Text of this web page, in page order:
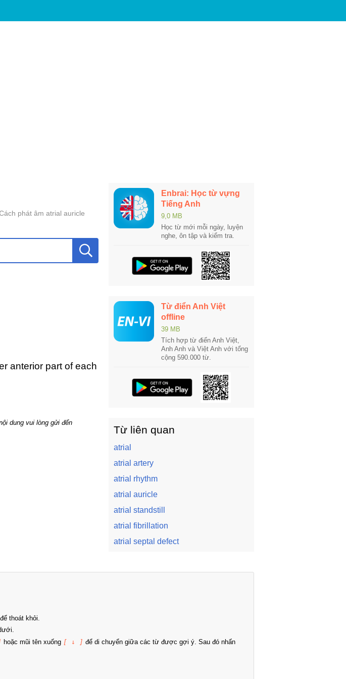
phát âm atrial auricle
anterior part of each
dung vui lòng gửi đến
Enbrai: Học từ vựng
Tiếng Anh
9,0 MB
Học từ mới mỗi ngày, luyện
nghe, ôn tập và kiểm tra.
Từ điển Anh Việt
offline
39 MB
Tích hợp từ điển Anh Việt,
Anh Anh và Việt Anh với tổng
cộng 590.000 từ.
Từ liên quan
atrial
atrial artery
atrial rhythm
atrial auricle
atrial standstill
atrial fibrillation
atrial septal defect
để thoát khỏi.
hoặc mũi tên xuống [ ↓ ] để di chuyển giữa các từ được gợi ý. Sau đó nhấn